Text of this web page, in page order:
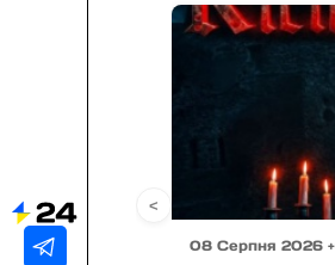
08 Серпня 2026
<